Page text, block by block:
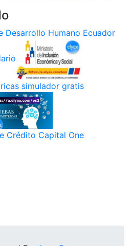
Desarrollo Humano Ecuador
simulador gratis
Crédito Capital One